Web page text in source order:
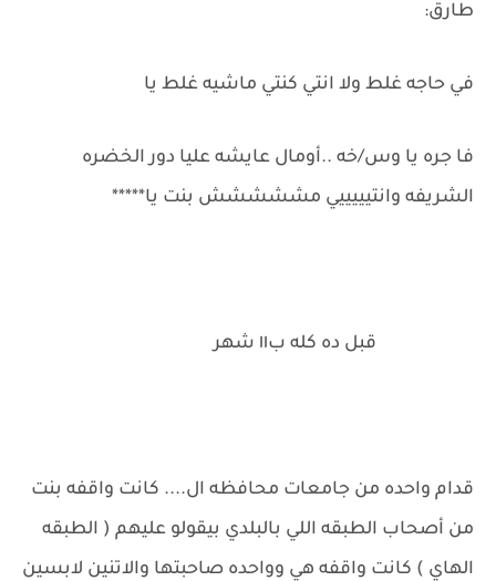
طارق:
في حاجه غلط ولا انتي كنتي ماشيه غلط يا
فا جره يا وس/خه ..أومال عايشه عليا دور الخضره
الشريفه وانتيييييي مششششش بنت يا*****
قبل ده كله ب١١ شهر
قدام واحده من جامعات محافظه ال.... كانت واقفه بنت
من أصحاب الطبقه اللي بالبلدي بيقولو عليهم ( الطبقه
الهاي ) كانت واقفه هي وواحده صاحبتها والاتنين لابسين